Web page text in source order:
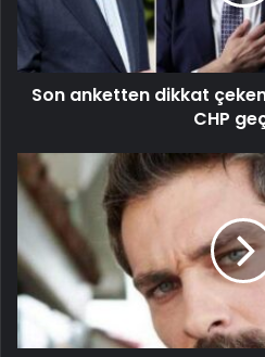
Son anketten dikkat
CHP